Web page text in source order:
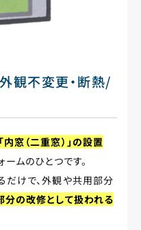
観不変更・断熱/
窓（二重窓）」の設置
ムのひとつです。
だけで、外観や共用部分
分の改修として扱われる